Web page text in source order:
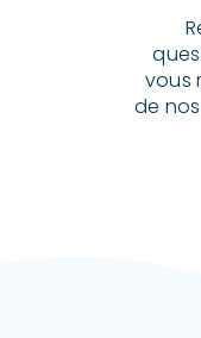
vous
de